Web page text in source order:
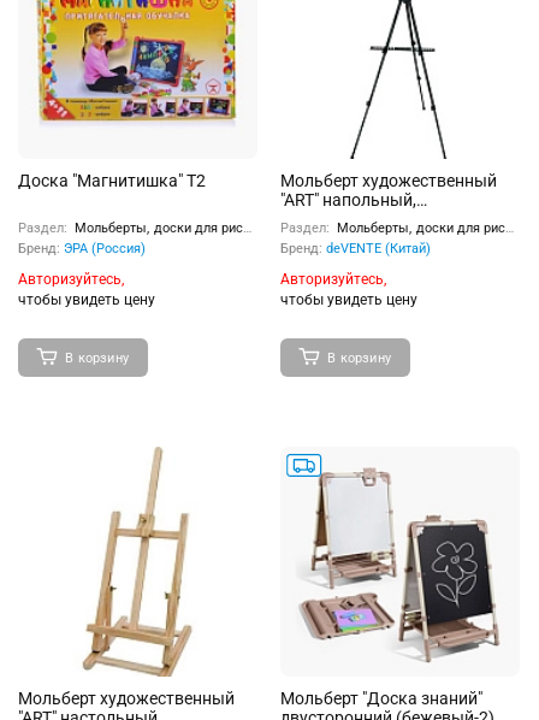
Доска "Магнитишка" Т2
Раздел:
Мольберты, доски для рисования
Бренд: ЭРА (Россия)
Авторизуйтесь,
чтобы увидеть цену
В корзину
Мольберт художественный
"ART" напольный,
металлический,
телескопический,
максимальный размер
мольберта 160x94x90 см, вес
900 г, максимальная высота
возможностью регулировки
угла наклона, с чехлом для
транспортировки, в
Раздел:
Мольберты, доски для рисования
Бренд: deVENTE (Китай)
Авторизуйтесь,
чтобы увидеть цену
В корзину
Мольберт художественный
Мольберт "Доска знаний"